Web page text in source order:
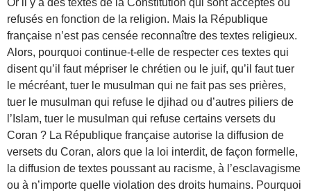
refusés en fonction de la religion. Mais la République
française n’est pas censée reconnaître des textes religieux.
Alors, pourquoi continue-t-elle de respecter ces textes qui
disent qu’il faut mépriser le chrétien ou le juif, qu’il faut tuer
le mécréant, tuer le musulman qui ne fait pas ses prières,
tuer le musulman qui refuse le djihad ou d’autres piliers de
l’Islam, tuer le musulman qui refuse certains versets du
Coran ? La République française autorise la diffusion de
versets du Coran, alors que la loi interdit, de façon formelle,
la diffusion de textes poussant au racisme, à l’esclavagisme
ou à n’importe quelle violation des droits humains. Pourquoi